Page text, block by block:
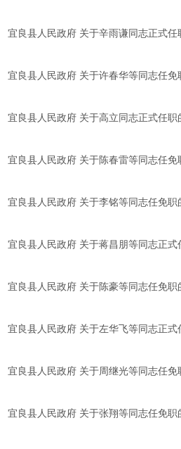
宜良县人民政府 关于辛雨谦同志正式任
宜良县人民政府 关于许春华等同志任免
宜良县人民政府 关于高立同志正式任职
宜良县人民政府 关于陈春雷等同志任免
宜良县人民政府 关于李铭等同志任免职
宜良县人民政府 关于蒋昌朋等同志正式
宜良县人民政府 关于陈豪等同志任免职
宜良县人民政府 关于左华飞等同志正式
宜良县人民政府 关于周继光等同志任免
宜良县人民政府 关于张翔等同志任免职